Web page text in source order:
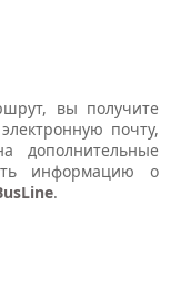
вы получите
почту,
дополнительные
информацию о
.